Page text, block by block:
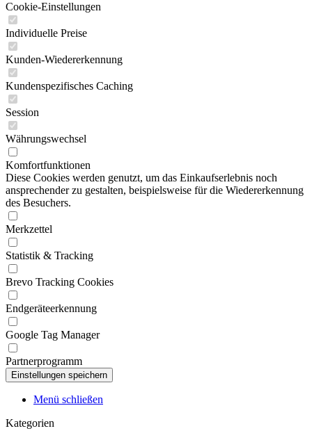
Cookie-Einstellungen
Individuelle Preise
Kunden-Wiedererkennung
Kundenspezifisches Caching
Session
Währungswechsel
Komfortfunktionen
Diese Cookies werden genutzt, um das Einkaufserlebnis noch
ansprechender zu gestalten, beispielsweise für die Wiedererkennung
des Besuchers.
Merkzettel
Statistik & Tracking
Brevo Tracking Cookies
Endgeräteerkennung
Google Tag Manager
Partnerprogramm
Menü schließen
Kategorien